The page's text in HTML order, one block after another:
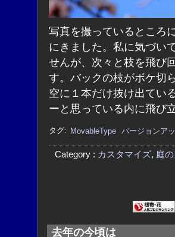
写真を撮っているところ
にきました。私に気づい
せんが、次々と枝を飛び
す。バックの枝がボケ切
空に１本だけ抜け出てい
ーと思っている内に飛び
タグ: MovableType バージョンア
Category : カスタマイズ, 庭
去年の今頃は